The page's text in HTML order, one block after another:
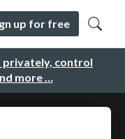
privately, control
more …
up for free